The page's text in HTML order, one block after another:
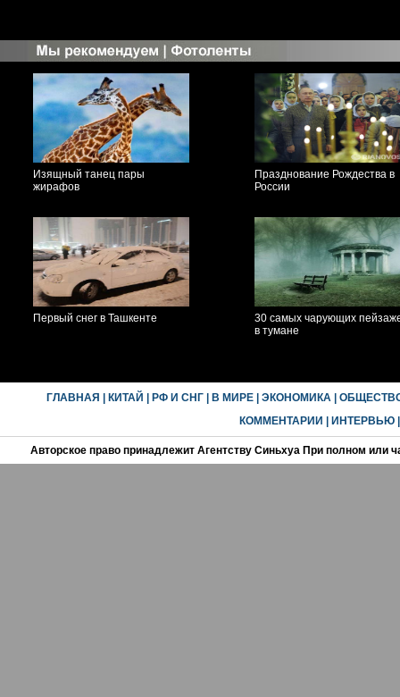
Изящный танец пары
жирафов
Празднование Рождества в
России
Первый снег в Ташкенте
30 самых чарующих
в тумане
ГЛАВНАЯ КИТАЙ РФ И СНГ| В МИРЕ| ЭКОНОМИКА|
КОММЕНТАРИИ
ИНТЕРВЬЮ
Авторское право принадлежит Агентству Синьхуа При полном или